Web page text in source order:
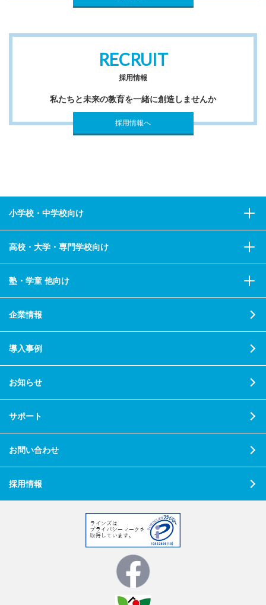
RECRUIT
採用情報
私たちと未来の教育を一緒に創造しませんか
採用情報へ
小学校・中学校向け
高校・大学・専門学校向け
塾・学童 他向け
企業情報
導入事例
お知らせ
サポート
お問い合わせ
採用情報